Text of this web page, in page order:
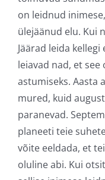
on leidnud
ülejäänud elu. Kui
Jäärad leida
leiavad nad, et
astumiseks. Aasta
mured, kuid
paranevad.
planeeti teie
võite eeldada, et
oluline abi. Kui